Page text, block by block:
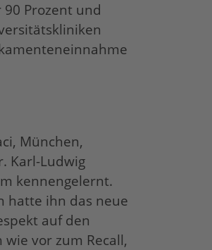
Prozent und
München,
Karl-Ludwig
kennengelernt.
hatte ihn das neue
auf den
vor zum Recall,